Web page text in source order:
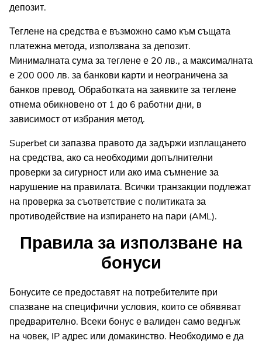
депозит.
Теглене на средства е възможно само към същата
платежна метода, използвана за депозит.
Минималната сума за теглене е 20 лв., а максималната
е 200 000 лв. за банкови карти и неограничена за
банков превод. Обработката на заявките за теглене
отнема обикновено от 1 до 6 работни дни, в
зависимост от избрания метод.
Superbet си запазва правото да задържи изплащането
на средства, ако са необходими допълнителни
проверки за сигурност или ако има съмнение за
нарушение на правилата. Всички транзакции подлежат
на проверка за съответствие с политиката за
противодействие на изпирането на пари (AML).
Правила за използване на
бонуси
Бонусите се предоставят на потребителите при
спазване на специфични условия, които се обявяват
предварително. Всеки бонус е валиден само веднъж
на човек, IP адрес или домакинство. Необходимо е да